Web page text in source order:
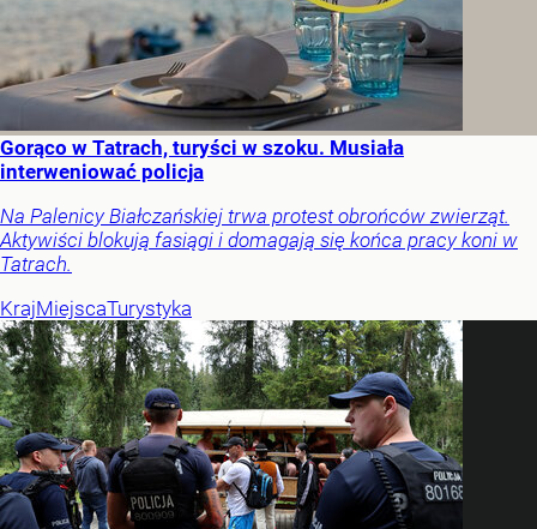
Gorąco w Tatrach, turyści w szoku. Musiała
interweniować policja
Na Palenicy Białczańskiej trwa protest obrońców zwierząt.
Aktywiści blokują fasiągi i domagają się końca pracy koni w
Tatrach.
KrajMiejscaTurystyka